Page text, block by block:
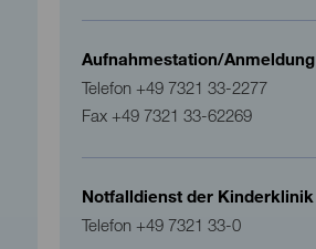
Aufnahmestation/Anmeldung
Telefon +49 7321 33-2277
Fax +49 7321 33-62269
Notfalldienst der Kinderklinik
Telefon +49 7321 33-0